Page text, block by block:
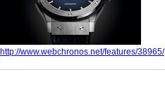
http://www.webchronos.net/features/38965/